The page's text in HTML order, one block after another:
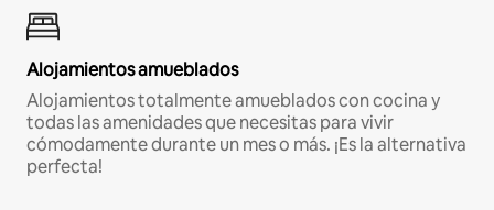
Alojamientos amueblados
Alojamientos totalmente amueblados con cocina y
todas las amenidades que necesitas para vivir
cómodamente durante un mes o más. ¡Es la alternativa
perfecta!